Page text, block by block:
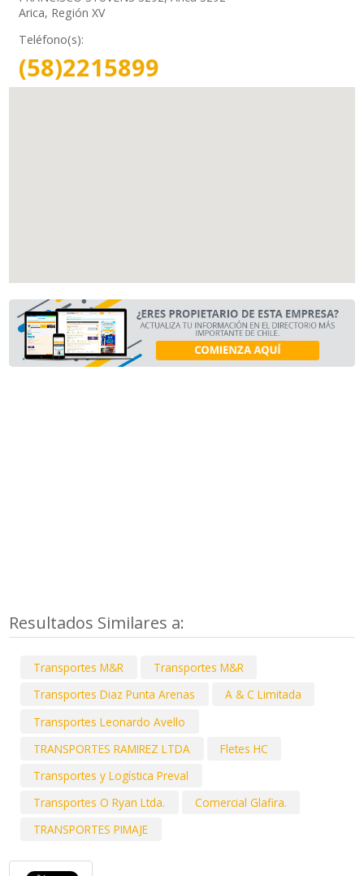
Arica, Región XV
Teléfono(s):
(58)2215899
Resultados Similares a:
Transportes M&R
Transportes M&R
Transportes Diaz Punta Arenas
A & C Limitada
Transportes Leonardo Avello
TRANSPORTES RAMIREZ LTDA
Fletes HC
Transportes y Logística Preval
Transportes O Ryan Ltda.
Comercial Glafira.
TRANSPORTES PIMAJE